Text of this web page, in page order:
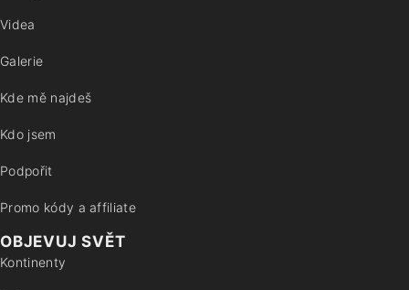
Videa
Galerie
Kde mě najdeš
Kdo jsem
Podpořit
Promo kódy a affiliate
OBJEVUJ SVĚT
Kontinenty